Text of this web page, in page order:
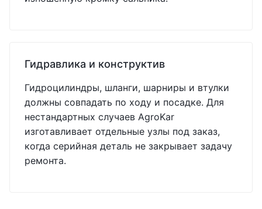
Гидравлика и конструктив
Гидроцилиндры, шланги, шарниры и втулки
должны совпадать по ходу и посадке. Для
нестандартных случаев AgroKar
изготавливает отдельные узлы под заказ,
когда серийная деталь не закрывает задачу
ремонта.